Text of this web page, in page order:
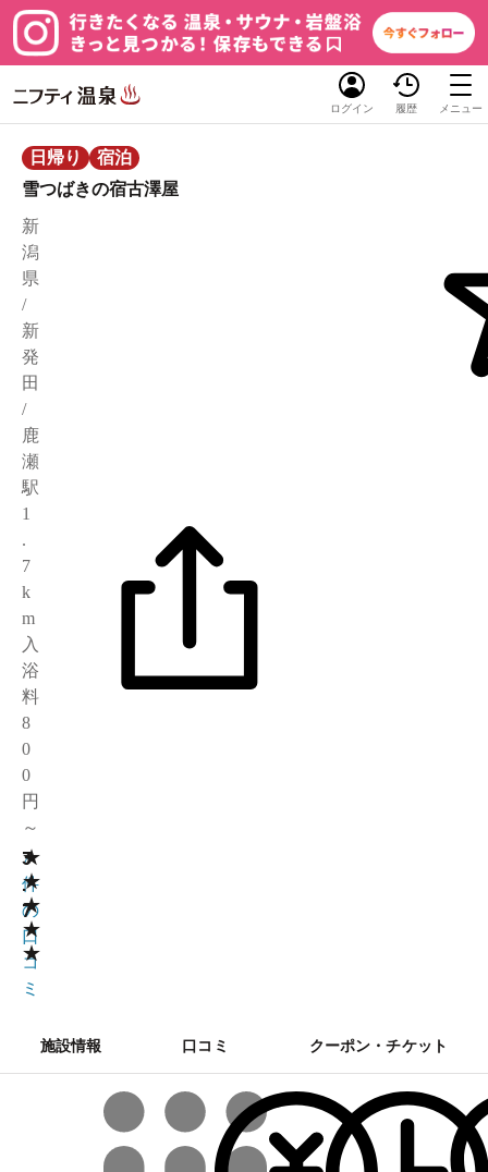
ログイン 履歴 メニュー
日帰り
宿泊
雪つばきの宿古澤屋
新
潟
県
/
新
発
田
/
鹿
瀬
駅
1
.
7
k
m
入
浴
料
8
0
0
円
～
★
★
★
★
★
3
.
7
7
件
の
口
コ
ミ
施設情報 口コミ クーポン・チケット